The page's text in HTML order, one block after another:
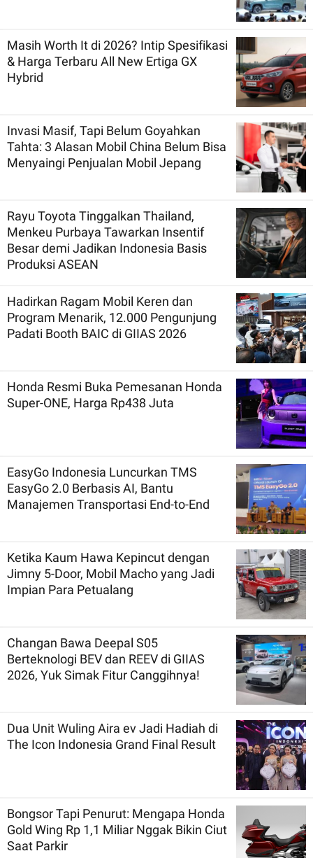
Masih Worth It di 2026? Intip Spesifikasi
& Harga Terbaru All New Ertiga GX
Hybrid
Invasi Masif, Tapi Belum Goyahkan
Tahta: 3 Alasan Mobil China Belum Bisa
Menyaingi Penjualan Mobil Jepang
Rayu Toyota Tinggalkan Thailand,
Menkeu Purbaya Tawarkan Insentif
Besar demi Jadikan Indonesia Basis
Produksi ASEAN
Hadirkan Ragam Mobil Keren dan
Program Menarik, 12.000 Pengunjung
Padati Booth BAIC di GIIAS 2026
Honda Resmi Buka Pemesanan Honda
Super-ONE, Harga Rp438 Juta
EasyGo Indonesia Luncurkan TMS
EasyGo 2.0 Berbasis AI, Bantu
Manajemen Transportasi End-to-End
Ketika Kaum Hawa Kepincut dengan
Jimny 5-Door, Mobil Macho yang Jadi
Impian Para Petualang
Changan Bawa Deepal S05
Berteknologi BEV dan REEV di GIIAS
2026, Yuk Simak Fitur Canggihnya!
Dua Unit Wuling Aira ev Jadi Hadiah di
The Icon Indonesia Grand Final Result
Bongsor Tapi Penurut: Mengapa Honda
Gold Wing Rp 1,1 Miliar Nggak Bikin Ciut
Saat Parkir